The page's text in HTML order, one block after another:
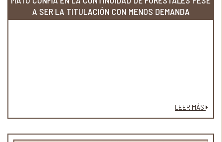
A SER LA TITULACIÓN CON MENOS DEMANDA
LEER MÁS